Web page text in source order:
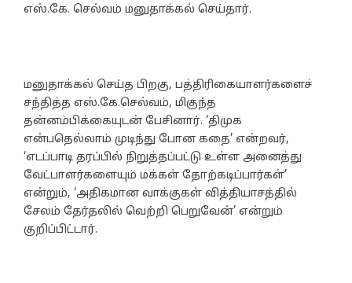
எஸ்.கே. செல்வம் மனுதாக்கல் செய்தார்.
மனுதாக்கல் செய்த பிறகு, பத்திரிகையாளர்களைச்
சந்தித்த எஸ்.கே.செல்வம், மிகுந்த
தன்னம்பிக்கையுடன் பேசினார். ‘திமுக
என்பதெல்லாம் முடிந்து போன கதை’ என்றவர்,
‘எடப்பாடி தரப்பில் நிறுத்தப்பட்டு உள்ள அனைத்து
வேட்பாளர்களையும் மக்கள் தோற்கடிப்பார்கள்’
என்றும், ‘அதிகமான வாக்குகள் வித்தியாசத்தில்
சேலம் தேர்தலில் வெற்றி பெறுவேன்’ என்றும்
குறிப்பிட்டார்.